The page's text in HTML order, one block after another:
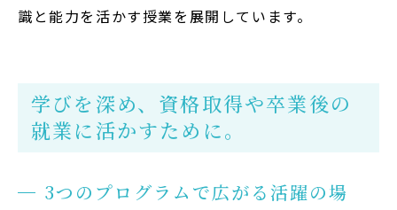
識と能力を活かす授業を展開しています。
学びを深め、資格取得や卒業後の
就業に活かすために。
3つのプログラムで広がる活躍の場